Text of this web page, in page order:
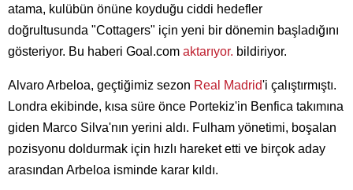
atama, kulübün önüne koyduğu ciddi hedefler
doğrultusunda "Cottagers" için yeni bir dönemin başladığını
gösteriyor. Bu haberi Goal.com aktarıyor. bildiriyor.
Alvaro Arbeloa, geçtiğimiz sezon Real Madrid'i çalıştırmıştı.
Londra ekibinde, kısa süre önce Portekiz'in Benfica takımına
giden Marco Silva'nın yerini aldı. Fulham yönetimi, boşalan
pozisyonu doldurmak için hızlı hareket etti ve birçok aday
arasından Arbeloa isminde karar kıldı.